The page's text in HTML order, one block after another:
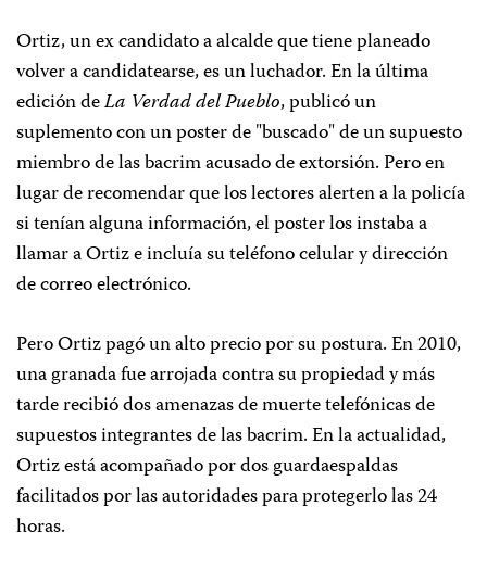
Ortiz, un ex candidato a alcalde que tiene planeado
volver a candidatearse, es un luchador. En la última
edición deLa Verdad del Pueblo, publicó un
suplemento con un poster de "buscado" de un supuesto
miembro de las bacrim acusado de extorsión. Pero en
lugar de recomendar que los lectores alerten a la policía
si tenían alguna información, el poster los instaba a
llamar a Ortiz e incluía su teléfono celular y dirección
de correo electrónico.
Pero Ortiz pagó un alto precio por su postura. En 2010,
una granada fue arrojada contra su propiedad y más
tarde recibió dos amenazas de muerte telefónicas de
supuestos integrantes de las bacrim. En la actualidad,
Ortiz está acompañado por dos guardaespaldas
facilitados por las autoridades para protegerlo las 24
horas.